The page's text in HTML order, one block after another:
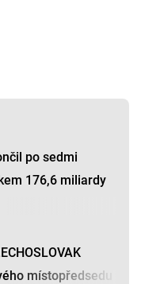
po sedmi
176,6 miliardy
místopředsedu